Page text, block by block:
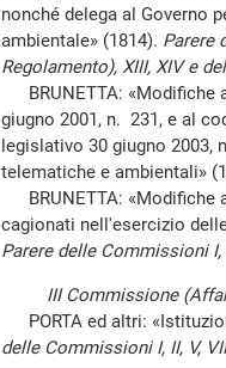
nonché delega al Governo
ambientale» (1814). Parere
Regolamento), XIII, XIV e
BRUNETTA: «Modifiche
giugno 2001, n. 231, e al
legislativo 30 giugno 2003,
telematiche e ambientali»
BRUNETTA: «Modifiche
cagionati nell'esercizio
Parere delle Commissioni I,
III Commissione
PORTA ed altri:
delle Commissioni I, II, V,